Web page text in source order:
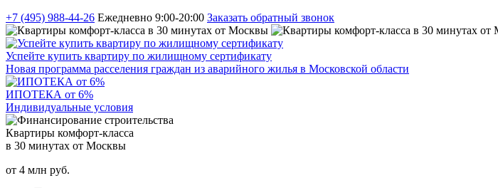
+7 (495) 988-44-26 Ежедневно 9:00-20:00 Заказать обратный звонок
Успейте купить квартиру по жилищному сертификату
Новая программа расселения граждан из аварийного жилья в Московской области
ИПОТЕКА от 6%
Индивидуальные условия
Квартиры комфорт-класса
в 30 минутах от Москвы
от 4 млн руб.